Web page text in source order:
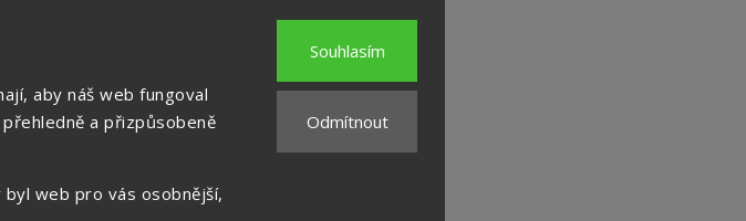
aby náš web fungoval
a přizpůsobeně
web pro vás osobnější,
Odmítnout
Souhlasím